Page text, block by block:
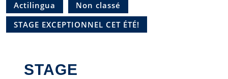
Actilingua
Non classé
STAGE EXCEPTIONNEL CET ÉTÉ!
STAGE